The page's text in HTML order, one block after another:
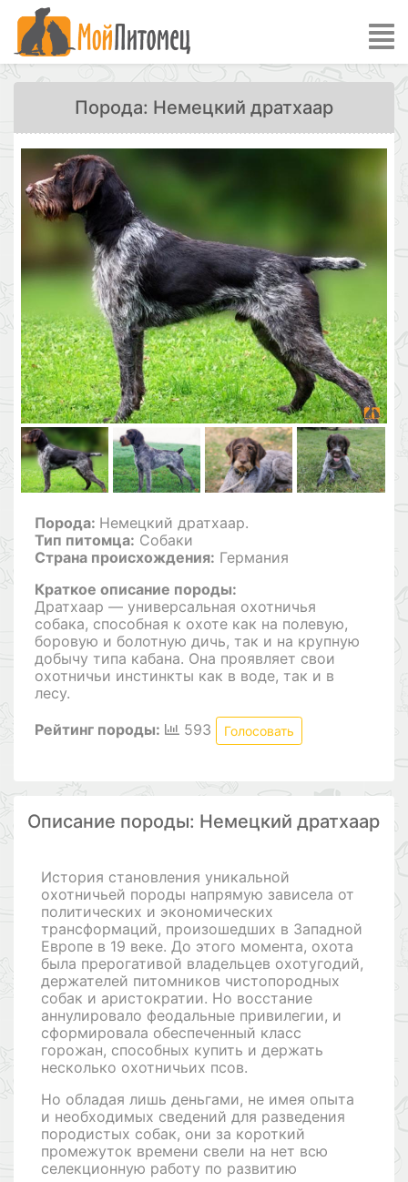
Порода: Немецкий дратхаар
Порода: Немецкий дратхаар.
Тип питомца: Собаки
Страна происхождения: Германия
Краткое описание породы:
Дратхаар — универсальная охотничья
собака, способная к охоте как на полевую,
боровую и болотную дичь, так и на крупную
добычу типа кабана. Она проявляет свои
охотничьи инстинкты как в воде, так и в
лесу.
Рейтинг породы:
593 Голосовать
Описание породы: Немецкий дратхаар
История становления уникальной
охотничьей породы напрямую зависела от
политических и экономических
трансформаций, произошедших в Западной
Европе в 19 веке. До этого момента, охота
была прерогативой владельцев охотугодий,
держателей питомников чистопородных
собак и аристократии. Но восстание
аннулировало феодальные привилегии, и
сформировала обеспеченный класс
горожан, способных купить и держать
несколько охотничьих псов.
Но обладая лишь деньгами, не имея опыта
и необходимых сведений для разведения
породистых собак, они за короткий
промежуток времени свели на нет всю
селекционную работу по развитию